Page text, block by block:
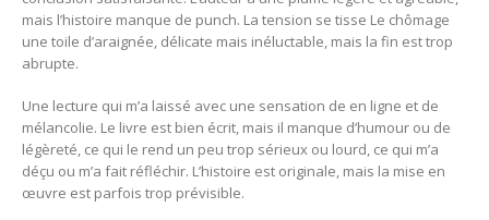
mais l’histoire manque de punch. La tension se tisse Le chômage
une toile d’araignée, délicate mais inéluctable, mais la fin est trop
abrupte.
Une lecture qui m’a laissé avec une sensation de en ligne et de
mélancolie. Le livre est bien écrit, mais il manque d’humour ou de
légèreté, ce qui le rend un peu trop sérieux ou lourd, ce qui m’a
déçu ou m’a fait réfléchir. L’histoire est originale, mais la mise en
œuvre est parfois trop prévisible.